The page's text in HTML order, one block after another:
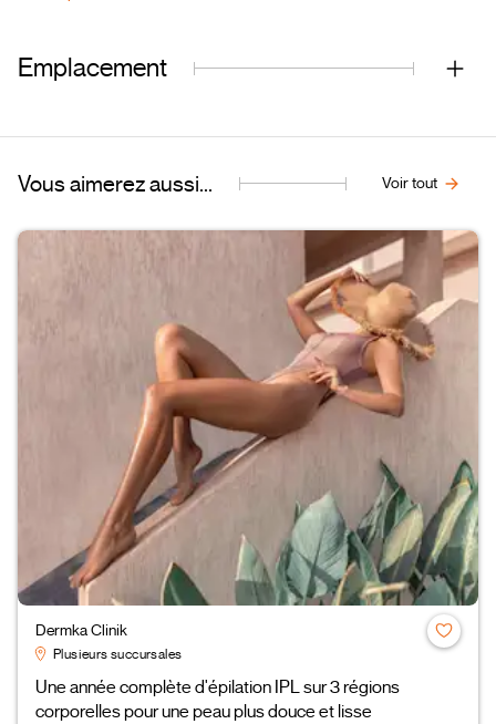
Emplacement
Vous aimerez aussi... Voir tout
Dermka Clinik
Plusieurs succursales
Une année complète d'épilation IPL sur 3 régions
corporelles pour une peau plus douce et lisse